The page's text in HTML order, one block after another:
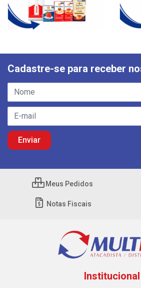
Cadastre-se para receber
Meus Pedidos
Notas Fiscais
Institucional